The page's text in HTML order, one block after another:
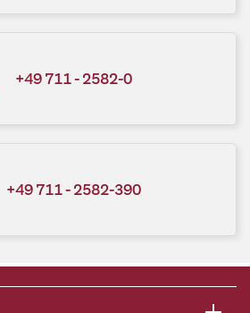
+49 711 - 2582-0
+49 711 - 2582-390